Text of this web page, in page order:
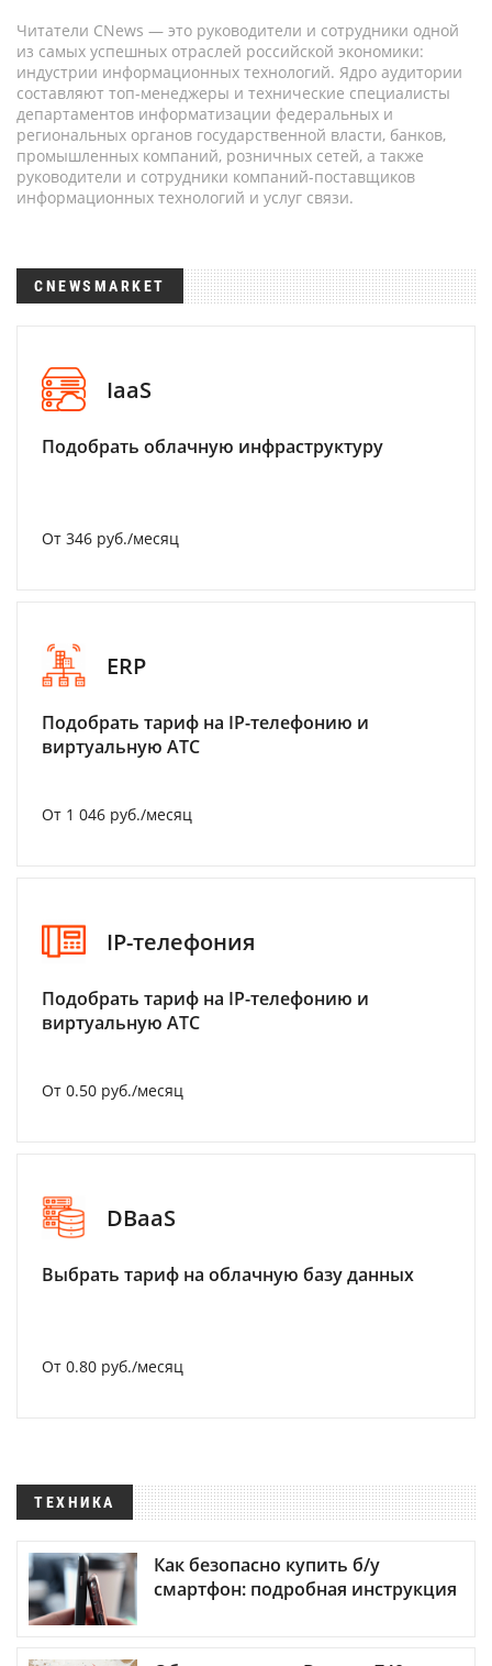
Читатели CNews — это руководители и сотрудники одной
из самых успешных отраслей российской экономики:
индустрии информационных технологий. Ядро аудитории
составляют топ-менеджеры и технические специалисты
департаментов информатизации федеральных и
региональных органов государственной власти, банков,
промышленных компаний, розничных сетей, а также
руководители и сотрудники компаний-поставщиков
информационных технологий и услуг связи.
CNEWSMARKET
IaaS
Подобрать облачную инфраструктуру
От 346 руб./месяц
ERP
Подобрать тариф на IP-телефонию и
виртуальную АТС
От 1 046 руб./месяц
IP-телефония
Подобрать тариф на IP-телефонию и
виртуальную АТС
От 0.50 руб./месяц
DBaaS
Выбрать тариф на облачную базу данных
От 0.80 руб./месяц
ТЕХНИКА
Как безопасно купить б/у
смартфон: подробная инструкция